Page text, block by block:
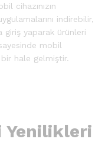
cihazınızın
indirebilir,
giriş yaparak ürünleri
mobil
hale gelmiştir.
Yenilikleri